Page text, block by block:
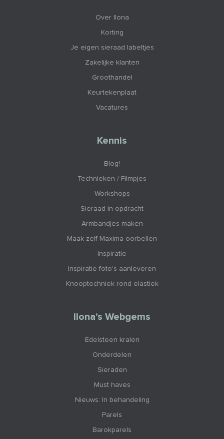
Over Ilona
Korting
Je eigen sieraad labeltjes
Zakelijke klanten
Groothandel
Keurtekenplaat
Vacatures
Kennis
Blog!
Technieken / Filmpjes
Workshops
Sieraad in opdracht
Armbandjes maken
Maak zelf Maxima oorbellen
Inspiratie
Inspiratie foto's aanleveren
Knooptechniek rond elastiek
Ilona’s Webgems
Edelsteen kralen
Onderdelen
Sieraden
Must haves
Nieuws: In behandeling
Parels
Barokparels